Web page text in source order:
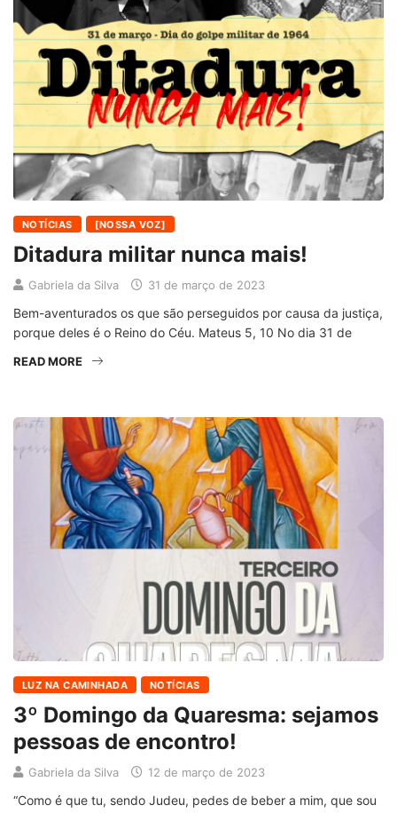
NOTÍCIAS [NOSSA VOZ]
Ditadura militar nunca mais!
Gabriela da Silva 31 de março de 2023
Bem-aventurados os que são perseguidos por causa da justiça,
porque deles é o Reino do Céu. Mateus 5, 10 No dia 31 de
READ MORE
LUZ NA CAMINHADA NOTÍCIAS
3º Domingo da Quaresma: sejamos
pessoas de encontro!
Gabriela da Silva 12 de março de 2023
“Como é que tu, sendo Judeu, pedes de beber a mim, que sou